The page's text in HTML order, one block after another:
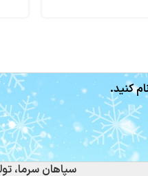
کنید.
سپاهان سرما،